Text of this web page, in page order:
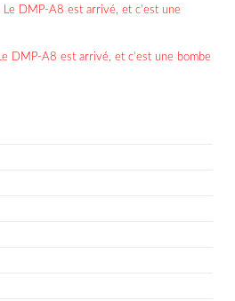
: Le DMP-A8 est arrivé, et c’est une
DMP-A8 est arrivé, et c’est une bombe